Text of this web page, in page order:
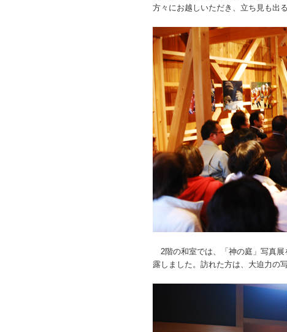
方々にお越しいただき、立ち見も出
2階の和室では、「神の庭」写真展
露しました。訪れた方は、大迫力の